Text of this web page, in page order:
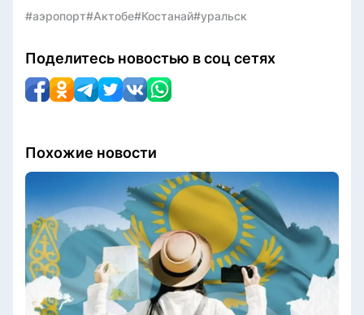
#аэропорт#Актобе#Костанай#уральск
Поделитесь новостью в соц сетях
Похожие новости